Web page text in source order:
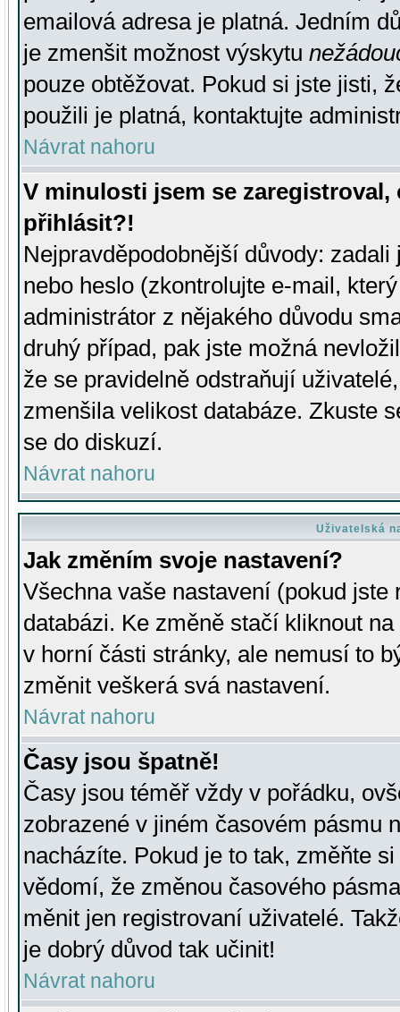
emailová adresa je platná. Jedním
je zmenšit možnost výskytu
pouze obtěžovat. Pokud si jste jisti,
použili je platná, kontaktujte
Návrat nahoru
V minulosti jsem se
přihlásit?!
Nejpravděpodobnější důvody:
nebo heslo (zkontrolujte e-mail,
administrátor z nějakého důvodu
druhý případ, pak jste možná
že se pravidelně odstraňují
zmenšila velikost databáze. Zkuste
se do diskuzí.
Návrat nahoru
Uživatelská
Jak změním svoje nastavení?
Všechna vaše nastavení (pokud
databázi. Ke změně stačí kliknout
v horní části stránky, ale nemusí to
změnit veškerá svá nastavení.
Návrat nahoru
Časy jsou špatně!
Časy jsou téměř vždy v pořádku,
zobrazené v jiném časovém pásmu
nacházíte. Pokud je to tak, změňte
vědomí, že změnou časového
měnit jen registrovaní uživatelé.
je dobrý důvod tak učinit!
Návrat nahoru